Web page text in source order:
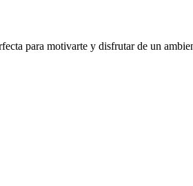
para motivarte y disfrutar de un